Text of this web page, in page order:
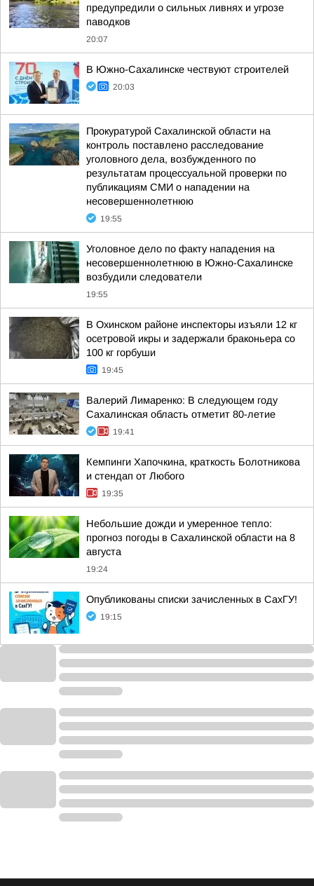
предупредили о сильных ливнях и угрозе
паводков
20:07
В Южно-Сахалинске чествуют строителей
20:03
Прокуратурой Сахалинской области на
контроль поставлено расследование
уголовного дела, возбужденного по
результатам процессуальной проверки по
публикациям СМИ о нападении на
несовершеннолетнюю
19:55
Уголовное дело по факту нападения на
несовершеннолетнюю в Южно-Сахалинске
возбудили следователи
19:55
В Охинском районе инспекторы изъяли 12 кг
осетровой икры и задержали браконьера со
100 кг горбуши
19:45
Валерий Лимаренко: В следующем году
Сахалинская область отметит 80-летие
19:41
Кемпинги Хапочкина, краткость Болотникова
и стендап от Любого
19:35
Небольшие дожди и умеренное тепло:
прогноз погоды в Сахалинской области на 8
августа
19:24
Опубликованы списки зачисленных в СахГУ!
19:15